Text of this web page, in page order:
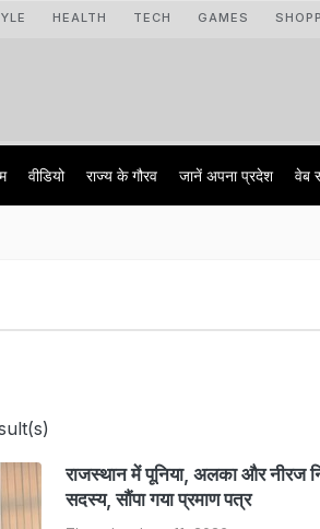
HEALTH TECH GAMES
वीडियो राज्‍य के गौरव जानें अपना प्रदेश वेब
राजस्थान में पूनिया, अलका और नीरज
सदस्य, सौंपा गया प्रमाण पत्र